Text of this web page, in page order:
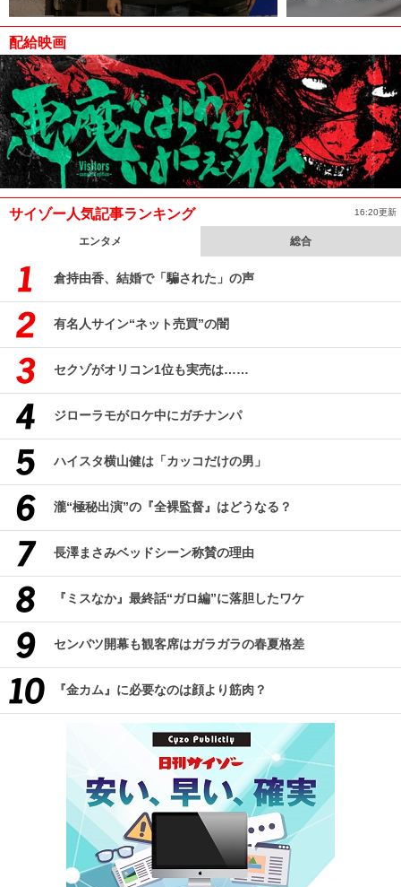
配給映画
サイゾー人気記事ランキング 16:20更新
エンタメ 総合
倉持由香、結婚で「騙された」の声
有名人サイン“ネット売買”の闇
セクゾがオリコン1位も実売は……
ジローラモがロケ中にガチナンパ
ハイスタ横山健は「カッコだけの男」
瀧“極秘出演”の『全裸監督』はどうなる？
長澤まさみベッドシーン称賛の理由
『ミスなか』最終話“ガロ編”に落胆したワケ
センバツ開幕も観客席はガラガラの春夏格差
『金カム』に必要なのは顔より筋肉？